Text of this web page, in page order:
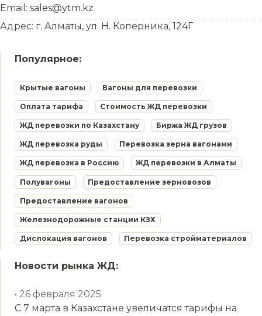
Email: sales@ytm.kz
Адрес: г. Алматы, ул. Н. Коперника, 124Г
Популярное:
Крытые вагоны Вагоны для перевозки
Оплата тарифа Стоимость ЖД перевозки
ЖД перевозки по Казахстану Биржа ЖД грузов
ЖД перевозка руды Перевозка зерна вагонами
ЖД перевозка в Россию ЖД перевозки в Алматы
Полувагоны Предоставление зерновозов
Предоставление вагонов
Железнодорожные станции КЗХ
Дислокация вагонов Перевозка стройматериалов
Новости рынка ЖД:
• 26 февраля 2025
С 7 марта в Казахстане увеличатся тарифы на